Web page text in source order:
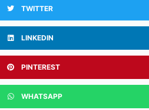
TWITTER
LINKEDIN
PINTEREST
WHATSAPP